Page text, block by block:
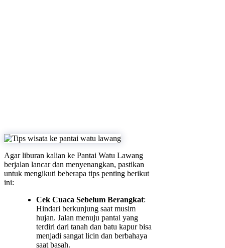
Agar liburan kalian ke Pantai Watu Lawang
berjalan lancar dan menyenangkan, pastikan
untuk mengikuti beberapa tips penting berikut
ini:
Cek Cuaca Sebelum Berangkat:
Hindari berkunjung saat musim
hujan. Jalan menuju pantai yang
terdiri dari tanah dan batu kapur bisa
menjadi sangat licin dan berbahaya
saat basah.